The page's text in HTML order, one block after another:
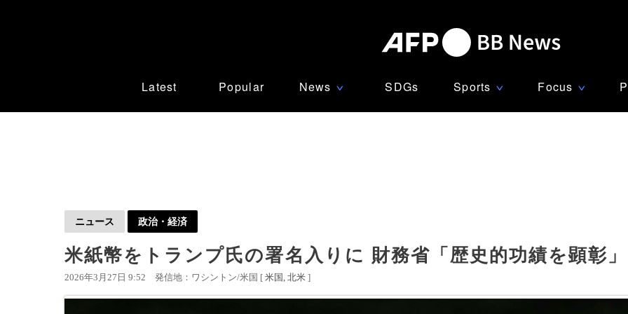
Latest Popular News ∨ SDGs Sports ∨ Focus ∨
ニュース 政治・経済
米紙幣をトランプ氏の署名入りに 財務省「歴史的功績を顕彰」
2026年3月27日 9:52 発信地：ワシントン/米国 [ 米国 北米 ]